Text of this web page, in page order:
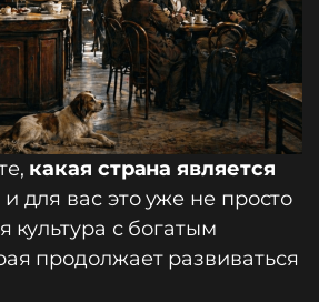
какая страна является
и для вас это уже не просто
культура с богатым
продолжает развиваться